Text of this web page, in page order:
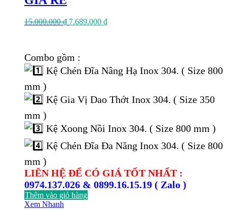
15.000.000₫ Giá
7.689.000 ₫Giá
Combo gồm :
Kệ Chén Đĩa Nâng Hạ Inox 304. ( Size 800
mm )
Kệ Gia Vị Dao Thớt Inox 304. ( Size 350
mm )
Kệ Xoong Nồi Inox 304. ( Size 800 mm )
Kệ Chén Đĩa Đa Năng Inox 304. ( Size 800
mm )
LIÊN HỆ ĐỂ CÓ GIÁ TỐT NHẤT :
0974.137.026 & 0899.16.15.19 ( Zalo )
Thêm vào giỏ hàng
Xem Nhanh